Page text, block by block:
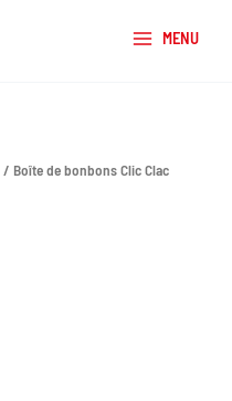
MENU
/ Boîte de bonbons Clic Clac